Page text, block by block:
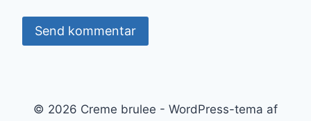
© 2026 Creme brulee - WordPress-tema af